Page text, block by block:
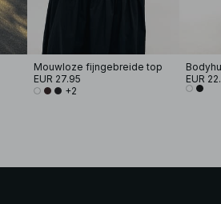
Mouwloze fijngebreide top
EUR 27.95
+2
EUR